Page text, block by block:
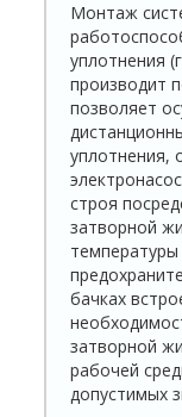
Монтаж
уплотнения
производит
позволяет
уплотнения,
строя
затворной
бачках
затворной
рабочей
допустимых